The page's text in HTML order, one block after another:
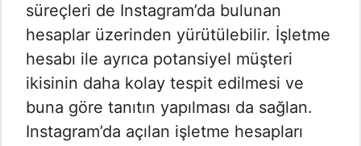
süreçleri de Instagram’da bulunan
hesaplar üzerinden yürütülebilir. İşletme
hesabı ile ayrıca potansiyel müşteri
ikisinin daha kolay tespit edilmesi ve
buna göre tanıtın yapılması da sağlan.
Instagram’da açılan işletme hesapları